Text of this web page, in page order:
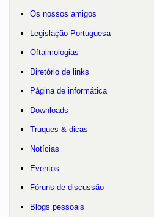
Os nossos amigos
Legislação Portuguesa
Oftalmologias
Diretório de links
Página de informática
Downloads
Truques & dicas
Notícias
Eventos
Fóruns de discussão
Blogs pessoais